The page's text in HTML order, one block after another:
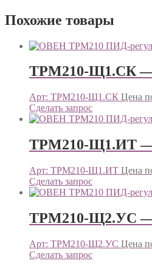
Похожие товары
ТРМ210-Щ1.СК —
Арт: ТРМ210-Щ1.СК Цена
Сделать запрос
ТРМ210-Щ1.ИТ —
Арт: ТРМ210-Щ1.ИТ Цена
Сделать запрос
ТРМ210-Щ2.УС —
Арт: ТРМ210-Щ2.УС Цена
Сделать запрос